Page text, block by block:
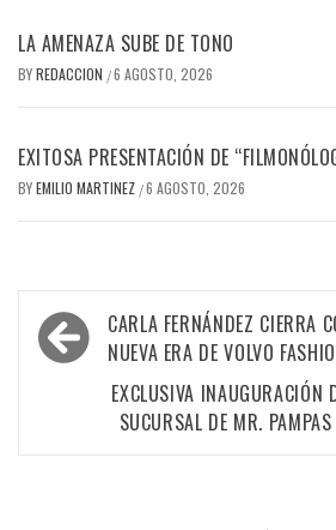
LA AMENAZA SUBE DE TONO
BYREDACCION /6 AGOSTO, 2026
EXITOSA PRESENTACIÓN DE
BYEMILIO MARTINEZ /6 AGOSTO, 2026
Navegación
de
entradas
CARLA FERNÁNDEZ CIERRA
NUEVA ERA DE VOLVO
EXCLUSIVA INAUGURACIÓN
SUCURSAL DE MR.